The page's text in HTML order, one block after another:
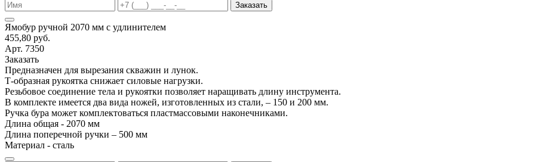
Заказать
Ямобур ручной 2070 мм с удлинителем
455,80 руб.
Арт. 7350
Заказать
Предназначен для вырезания скважин и лунок.
Т-образная рукоятка снижает силовые нагрузки.
Резьбовое соединение тела и рукоятки позволяет наращивать длину инструмента.
В комплекте имеется два вида ножей, изготовленных из стали, – 150 и 200 мм.
Ручка бура может комплектоваться пластмассовыми наконечниками.
Длина общая - 2070 мм
Длина поперечной ручки – 500 мм
Материал - сталь